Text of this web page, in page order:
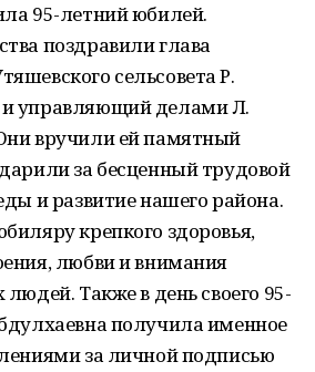
95-летний юбилей.
поздравили глава
сельсовета Р.
управляющий делами Л.
вручили ей памятный
за бесценный трудовой
и развитие нашего района.
крепкого здоровья,
любви и внимания
Также в день своего 95-
получила именное
за личной подписью